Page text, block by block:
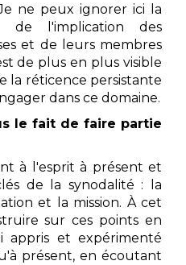
ne peux ignorer ici la
de l'implication des
et de leurs membres
de plus en plus visible
la réticence persistante
dans ce domaine.
le fait de faire partie
à l'esprit à présent et
de la synodalité : la
et la mission. À cet
sur ces points en
appris et expérimenté
présent, en écoutant